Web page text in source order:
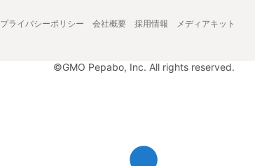
プライバシーポリシー 会社概要 採用情報 メディアキット
©GMO Pepabo, Inc. All rights reserved.